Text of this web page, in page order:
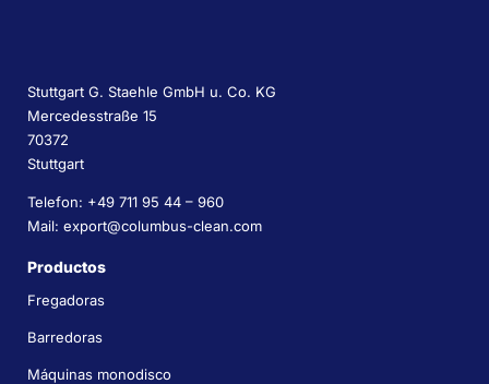
Stuttgart G. Staehle GmbH u. Co. KG
Mercedesstraße 15
70372
Stuttgart
Telefon: +49 711 95 44 – 960
Mail: export@columbus-clean.com
Productos
Fregadoras
Barredoras
Máquinas monodisco